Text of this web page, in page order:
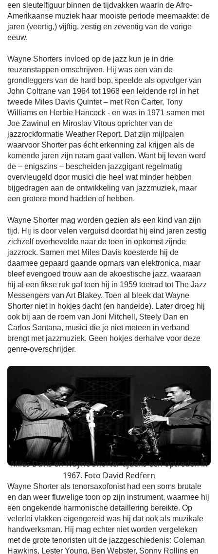
een sleutelfiguur binnen de tijdvakken waarin de Afro-
Amerikaanse muziek haar mooiste periode meemaakte: de
jaren (veertig,) vijftig, zestig en zeventig van de vorige
eeuw.
Wayne Shorters invloed op de jazz kun je in drie
reuzenstappen omschrijven. Hij was een van de
grondleggers van de hard bop, speelde als opvolger van
John Coltrane van 1964 tot 1968 een leidende rol in het
tweede Miles Davis Quintet – met Ron Carter, Tony
Williams en Herbie Hancock - en was in 1971 samen met
Joe Zawinul en Miroslav Vitous oprichter van de
jazzrockformatie Weather Report. Dat zijn mijlpalen
waarvoor Shorter pas écht erkenning zal krijgen als de
komende jaren zijn naam gaat vallen. Want bij leven werd
de – enigszins – bescheiden jazzgigant regelmatig
overvleugeld door musici die heel wat minder hebben
bijgedragen aan de ontwikkeling van jazzmuziek, maar
een grotere mond hadden of hebben.
Wayne Shorter mag worden gezien als een kind van zijn
tijd. Hij is door velen verguisd doordat hij eind jaren zestig
zichzelf overhevelde naar de toen in opkomst zijnde
jazzrock. Samen met Miles Davis koesterde hij de
daarmee gepaard gaande opmars van elektronica, maar
bleef evengoed trouw aan de akoestische jazz, waaraan
hij al een fikse ruk gaf toen hij in 1959 toetrad tot The Jazz
Messengers van Art Blakey. Toen al bleek dat Wayne
Shorter niet in hokjes dacht (en handelde). Later droeg hij
ook bij aan de roem van Joni Mitchell, Steely Dan en
Carlos Santana, musici die je niet meteen in verband
brengt met jazzmuziek. Geen hokjes derhalve voor deze
genre-overschrijder.
Miles Davis en Wayne Shorter tijdens een optreden in
1967. Foto David Redfern
Wayne Shorter als tenorsaxofonist had een soms brutale
en dan weer fluwelige toon op zijn instrument, waarmee hij
een ongekende harmonische detaillering bereikte. Op
velerlei vlakken eigengereid was hij dat ook als muzikale
handwerksman. Hij mag echter niet worden vergeleken
met de grote tenoristen uit de jazzgeschiedenis: Coleman
Hawkins, Lester Young, Ben Webster, Sonny Rollins en